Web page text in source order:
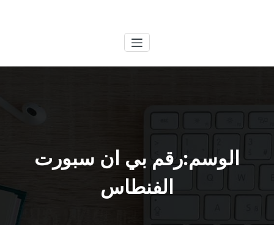
الوسم:رقم بي ان سبورت
الفنطاس